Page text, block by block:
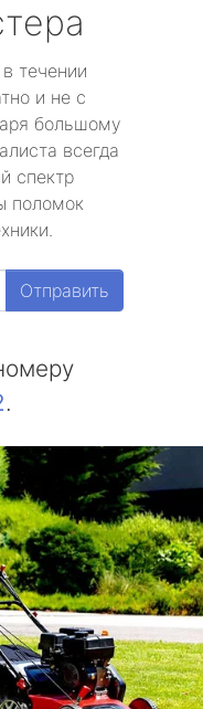
течении
и не с
большому
всегда
спектр
поломок
Отправить
.